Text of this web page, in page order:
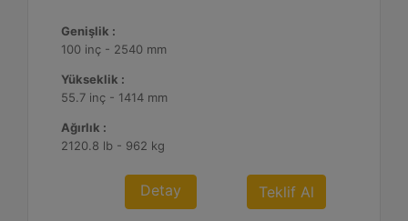
Genişlik :
100 inç - 2540 mm
Yükseklik :
55.7 inç - 1414 mm
Ağırlık :
2120.8 lb - 962 kg
Detay Teklif Al